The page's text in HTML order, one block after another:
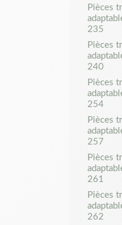
Pièces
235
Pièces
240
Pièces
254
Pièces
257
Pièces
261
Pièces
262